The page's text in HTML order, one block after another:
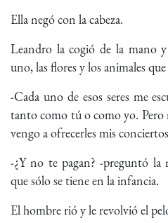
Ella negó con la cabeza.
Leandro la cogió de la mano
uno, las flores y los animales
-Cada uno de esos seres me
tanto como tú o como yo. Pero
vengo a ofrecerles mis
-¿Y no te pagan? -preguntó la
que sólo se tiene en la infancia.
El hombre rió y le revolvió el